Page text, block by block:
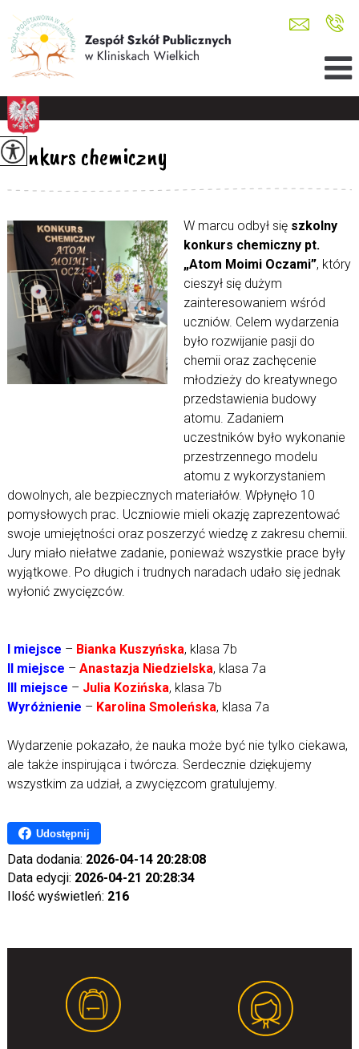
Konkurs chemiczny
W marcu odbył się szkolny
konkurs chemiczny pt.
„Atom Moimi Oczami”, który
cieszył się dużym
zainteresowaniem wśród
uczniów. Celem wydarzenia
było rozwijanie pasji do
chemii oraz zachęcenie
młodzieży do kreatywnego
przedstawienia budowy
atomu. Zadaniem
uczestników było wykonanie
przestrzennego modelu
atomu z wykorzystaniem
dowolnych, ale bezpiecznych materiałów. Wpłynęło 10
pomysłowych prac. Uczniowie mieli okazję zaprezentować
swoje umiejętności oraz poszerzyć wiedzę z zakresu chemii.
Jury miało niełatwe zadanie, ponieważ wszystkie prace były
wyjątkowe. Po długich i trudnych naradach udało się jednak
wyłonić zwycięzców.
I miejsce – Bianka Kuszyńska, klasa 7b
II miejsce – Anastazja Niedzielska, klasa 7a
III miejsce – Julia Kozińska, klasa 7b
Wyróżnienie – Karolina Smoleńska, klasa 7a
Wydarzenie pokazało, że nauka może być nie tylko ciekawa,
ale także inspirująca i twórcza. Serdecznie dziękujemy
wszystkim za udział, a zwycięzcom gratulujemy.
Udostępnij
Data dodania: 2026-04-14 20:28:08
Data edycji: 2026-04-21 20:28:34
Ilość wyświetleń: 216